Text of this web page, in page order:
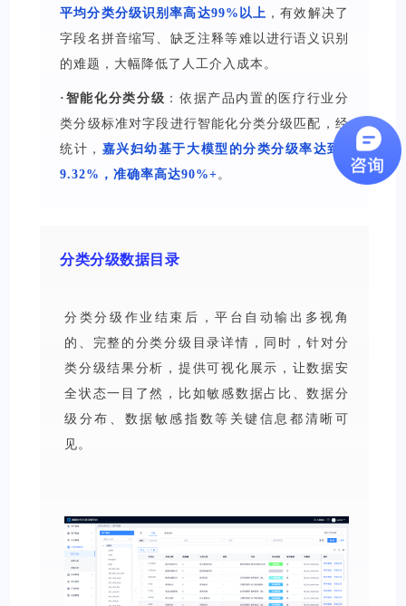
平均分类分级识别率高达99%以上 ，有效解决了
字段名拼音缩写、缺乏注释等难以进行语义识别
的难题，大幅降低了人工介入成本。
·智能化分类分级 ：依据产品内置的医疗行业分
类分级标准对字段进行智能化分类分级匹配，经
统计， 嘉兴妇幼基于大模型的分类分级率达到9
9.32%，准确率高达90%+。
分类分级数据目录
分类分级作业结束后，平台自动输出多视角
的、完整的分类分级目录详情，同时，针对分
类分级结果分析，提供可视化展示，让数据安
全状态一目了然，比如敏感数据占比、数据分
级分布、数据敏感指数等关键信息都清晰可
见。